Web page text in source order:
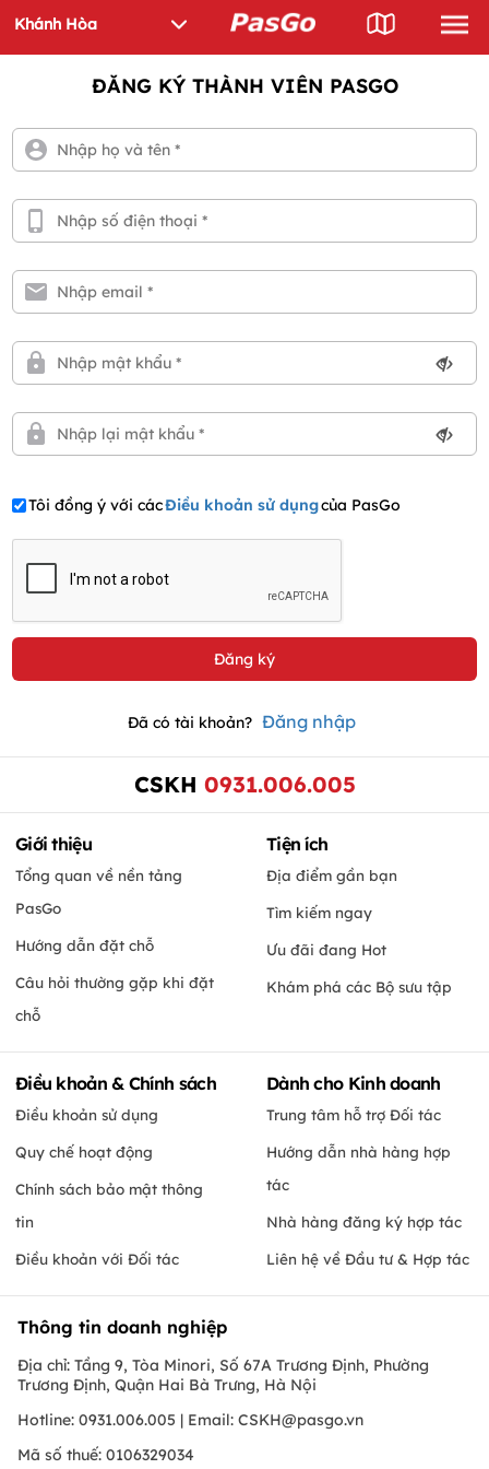
ĐĂNG KÝ THÀNH VIÊN PASGO
Tôi đồng ý với cácĐiều khoản sử dụngcủa PasGo
Đã có tài khoản? Đăng nhập
CSKH 0931.006.005
Giới thiệu
Tổng quan về nền tảng
PasGo
Hướng dẫn đặt chỗ
Câu hỏi thường gặp khi đặt
chỗ
Tiện ích
Địa điểm gần bạn
Tìm kiếm ngay
Ưu đãi đang Hot
Khám phá các Bộ sưu tập
Điều khoản & Chính sách
Điều khoản sử dụng
Quy chế hoạt động
Chính sách bảo mật thông
tin
Điều khoản với Đối tác
Dành cho Kinh doanh
Trung tâm hỗ trợ Đối tác
Hướng dẫn nhà hàng hợp
tác
Nhà hàng đăng ký hợp tác
Liên hệ về Đầu tư & Hợp tác
Thông tin doanh nghiệp
Địa chỉ: Tầng 9, Tòa Minori, Số 67A Trương Định, Phường
Trương Định, Quận Hai Bà Trưng, Hà Nội
Hotline: 0931.006.005 | Email: CSKH@pasgo.vn
Mã số thuế: 0106329034